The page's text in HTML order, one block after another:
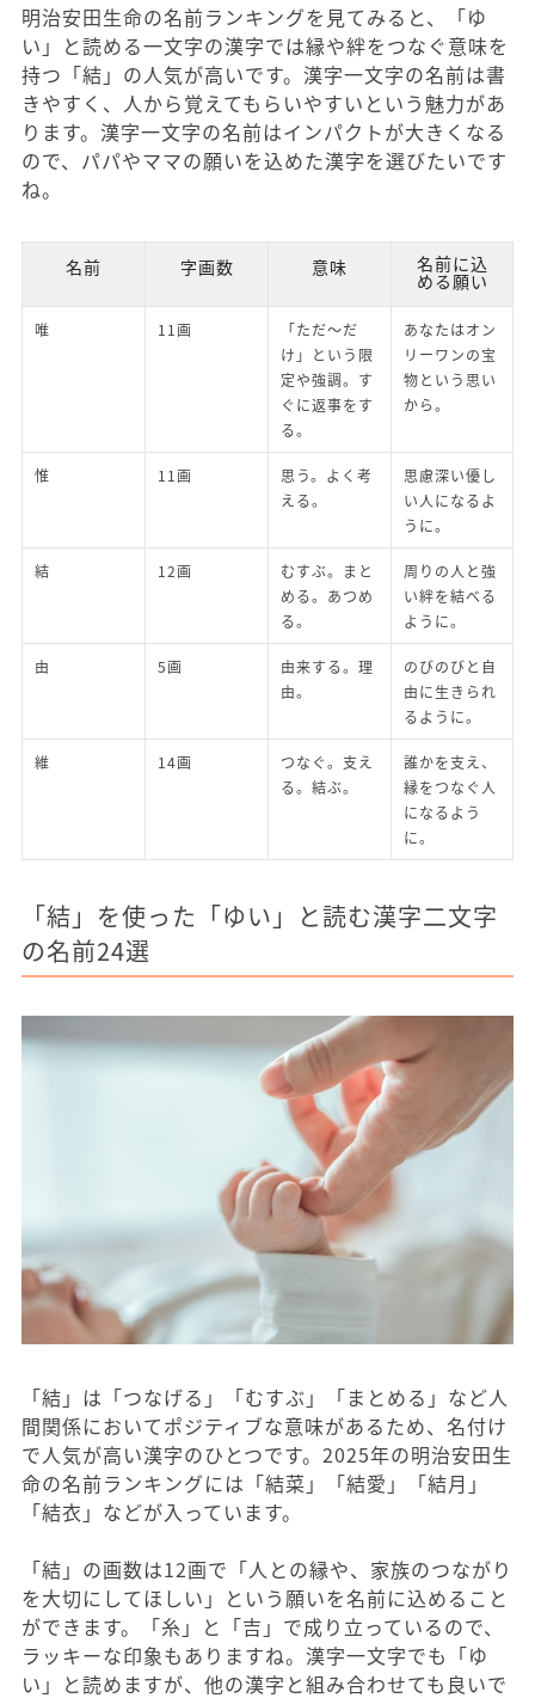
明治安田生命の名前ランキングを見てみると、「ゆ
い」と読める一文字の漢字では縁や絆をつなぐ意味を
持つ「結」の人気が高いです。漢字一文字の名前は書
きやすく、人から覚えてもらいやすいという魅力があ
ります。漢字一文字の名前はインパクトが大きくなる
ので、パパやママの願いを込めた漢字を選びたいです
ね。
名前 字画数 意味 名前に込
める願い
唯 11画
「ただ～だ
け」という限
定や強調。す
ぐに返事をす
る。
あなたはオン
リーワンの宝
物という思い
から。
惟 11画
思う。よく考
える。
思慮深い優し
い人になるよ
うに。
結 12画
むすぶ。まと
める。あつめ
る。
周りの人と強
い絆を結べる
ように。
由 5画
由来する。理
由。
のびのびと自
由に生きられ
るように。
維 14画
つなぐ。支え
る。結ぶ。
誰かを支え、
縁をつなぐ人
になるよう
に。
「結」を使った「ゆい」と読む漢字二文字
の名前24選
「結」は「つなげる」「むすぶ」「まとめる」など人
間関係においてポジティブな意味があるため、名付け
で人気が高い漢字のひとつです。2025年の明治安田生
命の名前ランキングには「結菜」「結愛」「結月」
「結衣」などが入っています。
「結」の画数は12画で「人との縁や、家族のつながり
を大切にしてほしい」という願いを名前に込めること
ができます。「糸」と「吉」で成り立っているので、
ラッキーな印象もありますね。漢字一文字でも「ゆ
い」と読めますが、他の漢字と組み合わせても良いで